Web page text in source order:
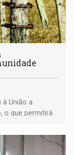
União a
o que permitirá